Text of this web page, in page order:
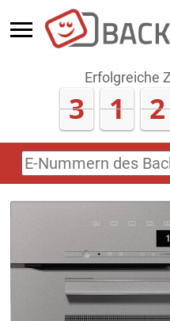
Erfolgreiche
3 1 2
E-
Nummern
Sonderzeichen)